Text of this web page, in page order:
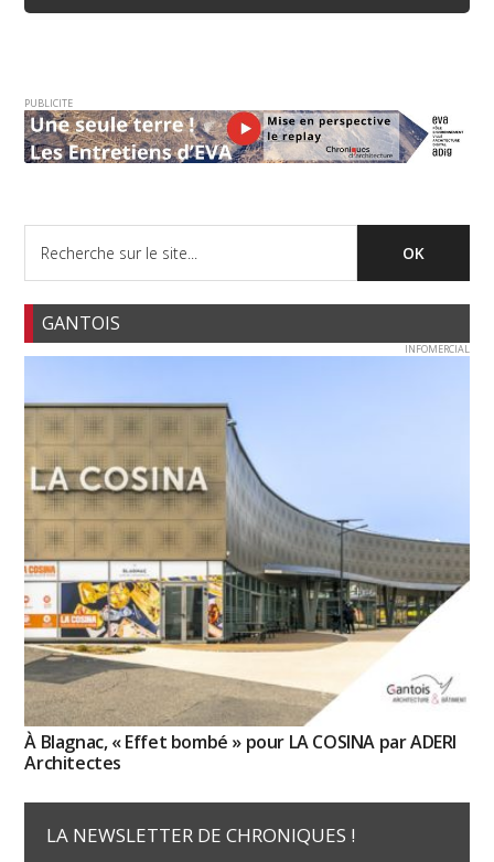
PUBLICITE
GANTOIS
INFOMERCIAL
À Blagnac, « Effet bombé » pour LA COSINA par ADERI
Architectes
LA NEWSLETTER DE CHRONIQUES !